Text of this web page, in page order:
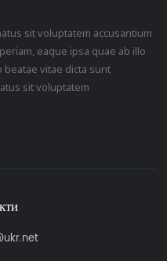
sit voluptatem accusantium
eaque ipsa quae ab illo
vitae dicta sunt
sit voluptatem